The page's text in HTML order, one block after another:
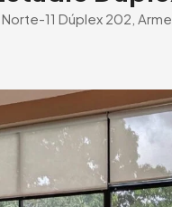
11 Dúplex 202,